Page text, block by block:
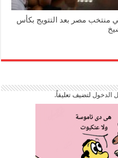
منتخب مصر بعد التتويج بكأس
الدخوللتضيف تعليقاً.